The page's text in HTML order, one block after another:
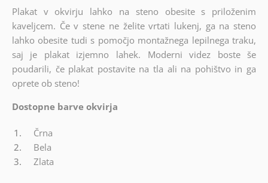
Plakat v okvirju lahko na steno obesite s priloženim
kaveljcem. Če v stene ne želite vrtati lukenj, ga na steno
lahko obesite tudi s pomočjo montažnega lepilnega traku,
saj je plakat izjemno lahek. Moderni videz boste še
poudarili, če plakat postavite na tla ali na pohištvo in ga
oprete ob steno!
Dostopne barve okvirja
Črna
Bela
Zlata